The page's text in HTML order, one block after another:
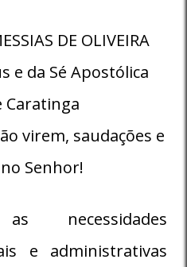
DE OLIVEIRA
e da Sé Apostólica
Caratinga
virem, saudações e
Senhor!
as necessidades
e administrativas